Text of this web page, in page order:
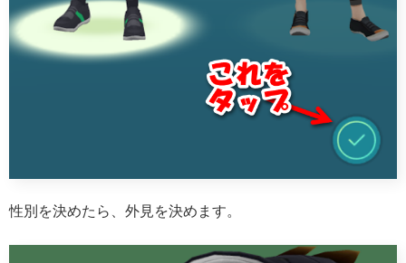
性別を決めたら、外見を決めます。